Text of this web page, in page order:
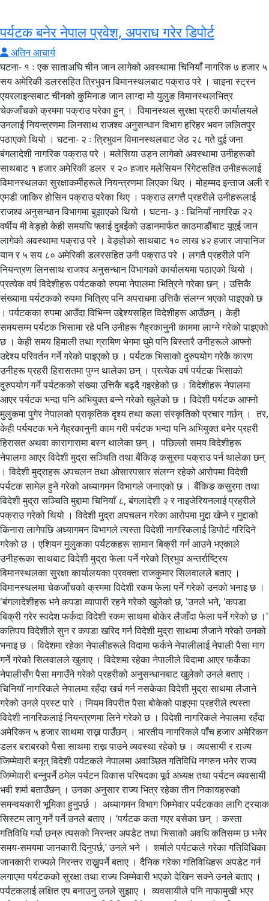
पर्यटक बनेर नेपाल प्रवेश, अपराध गरेर डिपोर्ट
अतिन आचार्य
घटना- १ ः एक साताअघि चीन जान लागेको अवस्थामा चिनियाँ नागरिक ७ हजार ५
सय अमेरिकी डलरसहित त्रिभुवन विमानस्थलबाट पक्राउ परे । चाइना स्ट्रन
एयरलाइन्सबाट चीनको कुमिनाङ जान लाग्दा मो युलुङ विमानस्थलभित्र
चेकजाँचको क्रममा पक्राउ परेका हुन् । विमानस्थल सुरक्षा प्रहरी कार्यालयले
उनलाई नियन्त्रणमा लिनसाथ राजश्व अनुसन्धान विभाग हरिहर भवन ललितपुर
पठाएको थियो । घटना- २ ः त्रिभुवन विमानस्थलबाट जेठ २८ गते दुई जना
बंगलादेशी नागरिक पक्राउ परे । मलेसिया उड्न लागेको अवस्थामा उनीहरूको
साथबाट १ हजार अमेरिकी डलर र २० हजार मलेसियन रिंगेटसहित उनीहरूलाई
विमानस्थलका सुरक्षाकर्मीहरूले नियन्त्रणमा लिएका थिए । मोहम्मद इन्ताज अली र
एमडी जाकिर होसिन पक्राउ परेका थिए । पक्राउ लगत्तै प्रहरीले उनीहरूलाई
राजश्व अनुसन्धान विभागमा बुझाएको थियो । घटना- ३ ः चिनियाँ नागरिक २२
वर्षीय मी वेङ्हो केही समयघि फ्लाई दुबईको उडानमार्फत काठमाडौंबाट यूएई जान
लागेको अवस्थामा पक्राउ परे । वेङ्होको साथबाट १० लाख ४२ हजार जापानिज
यान र ५ सय ८० अमेरिकी डलरसहित उनी पक्राउ परे । लगतै प्रहरीले पनि
नियन्त्रण लिनसाथ राजश्व अनुसन्धान विभागको कार्यालयमा पठाएको थियो ।
प्रत्येक वर्ष विदेशीहरू पर्यटकको रुपमा नेपालमा भित्रिने गरेका छन् । उत्तिकै
संख्यामा पर्यटकको रुपमा भित्रिए पनि अपराधमा उत्तिकै संलग्न भएको पाइएको छ
। पर्यटकका रुपमा आउँदा विभिन्न उद्देश्यसहित विदेशीहरू आउँछन् । केही
समयसम्म पर्यटक भिसामा रहे पनि उनीहरू गैह्रकानुनी काममा लाग्ने गरेको पाइएको
छ । केही समय हिमाली तथा ग्रामिण भेगमा घुमे पनि बिस्तारै उनीहरूले आफ्नो
उद्देश्य परिवर्तन गर्ने गरेको पाइएको छ । पर्यटक भिसाको दुरुपयोग गरेकै कारण
उनीहरू प्रहरी हिरासतमा पुग्न थालेका छन् । प्रत्येक वर्ष पर्यटक भिसाको
दुरुपयोग गर्ने पर्यटकको संख्या उत्तिकै बढ्दै गइरहेको छ । विदेशीहरू नेपालमा
आएर पर्यटक भन्दा पनि अभियुक्त बन्ने गरेको खुलेको छ । विदेशी पर्यटक आफ्नो
मुलुकमा पुगेर नेपालको प्राकृतिक दृश्य तथा कला संस्कृतिको प्रचार गर्छन् । तर,
केही पर्ययटक भने गैह्रकानुनी काम गरी पर्यटक भन्दा पनि अभियुक्त बनेर प्रहरी
हिरासत अथवा कारागारामा बस्न थालेका छन् । पछिल्लो समय विदेशीहरू
नेपालमा आएर विदेशी मुद्रा सञ्चिति तथा बैंकिङ् कसुरमा पक्राउ पर्न थालेका छन्
। विदेशी मुद्राहरू अपचलन तथा ओसारपसार संलग्न रहेको आरोपमा विदेशी
पर्यटक सामेल हुने गरेको अध्यागमन विभागले जनाएको छ । बैंकिङ कसुरमा तथा
विदेशी मुद्रा सञ्चिति मुद्दामा चिनियाँ ८, बंगलादेशी २ र नाइजेरियनलाई प्रहरीले
पक्राउ गरेको थियो । विदेशी मुद्रा अपचलन गरेका आरोपमा मुद्दा खेप्ने र मुद्दाको
किनारा लागेपछि अध्यागमन विभागले त्यस्ता विदेशी नागरिकलाई डिपोर्ट गरिदिने
गरेको छ । एशियन मुलुकका पर्यटकहरू सामान बिक्री गर्न आउने भएकाले
उनीहरूका साथबाट विदेशी मुद्रा फेला पर्ने गरेको त्रिभुव अन्तर्राष्ट्रिय
विमानस्थलका सुरक्षा कार्यालयका प्रवक्ता राजकुमार सिलवालले बताए ।
विमानस्थलमा चेकजाँचको क्रममा विदेशी रकम फेला पर्ने गरेको उनको भनाइ छ ।
'बंगलादेशीहरू भने कपडा व्यापारी रहने गरेको खुलेको छ, 'उनले भने, 'कपडा
बिक्री गरेर स्वदेश फर्कदा विदेशी रकम साथमा बोकेर लैजाँदा फेला पर्ने गरेको छ ।'
कतिपय विदेशीले सुन र कपडा खरिद गर्न विदेशी मुद्रा साथमा लैजाने गरेको उनको
भनाइ छ । विदेशमा रहेका नेपालीहरूले विदामा फर्कने नेपालीलाई नेपाली पैसा माग
गर्ने गरेको सिलवालले खुलाए । विदेशमा रहेका नेपालीले विदामा आएर फर्केका
नेपालीसँग पैसा मगाउँने गरेको प्रहरीको अनुसन्धानबाट खुलेको उनले बताए ।
चिनियाँ नागरिकले नेपालमा रहँदा खर्च गर्न नसकेका विदेशी मुद्रा साथमा लैजाने
गरेको उनले प्रस्ट पारे । नियम विपरीत पैसा बोकेको पाइएमा प्रहरीले त्यस्ता
विदेशी नागरिकलाई नियन्त्रणमा लिने गरेको छ । विदेशी नागरिकले नेपालमा रहँदा
अमेरिकन ५ हजार साथमा राख्न पाउँछन् । भारतीय नागरिकले पाँच हजार अमेरिकन
डलर बराबरको पैसा साथमा राख्न पाउने व्यवस्था रहेको छ । व्यवसायी र राज्य
जिम्मेवारी बनून् विदेशी पर्यटकले नेपालमा अवाञ्छित गतिविधि नगरुन भनेर राज्य
जिम्मेवारी बन्नुपर्ने ठमेल पर्यटन विकास परिषदका पूर्व अध्यक्ष तथा पर्यटन व्यवसायी
भवी शर्मा बताउँछन् । उनका अनुसार राज्य भित्र रहेका तीन निकायहरुको
समन्वयकारी भूमिका हुनुपर्छ । अध्यागमन विभाग जिम्मेवार पर्यटकका लागि ट्रयाक
सिस्टम लागु गर्ने पर्ने उनले बताए । ‘पर्यटक कता गएर बसेका छन् । कस्ता
गतिविधि गर्या छन्रु त्यसको निरन्तर अपडेट तथा भिसाको अवधि कतिसम्म छ भनेर
समय-समयमा जानकारी दिनुपर्छ,’ उनले भने । शर्माले पर्यटकले गरेका गतिविधिका
जानकारी राज्यले निरन्तर राख्नुपर्ने बताए । दैनिक गरेका गतिविधिहरू अपडेट गर्न
लगाएमा पर्यटकको सुरक्षा तथा राज्य जिम्मेवारी भएको देखिन सक्ने उनले बताए ।
पर्यटकलाई लक्षित एप बनाउनु उनले सुझाए । व्यवसायीले पनि नाफामुखी भएर